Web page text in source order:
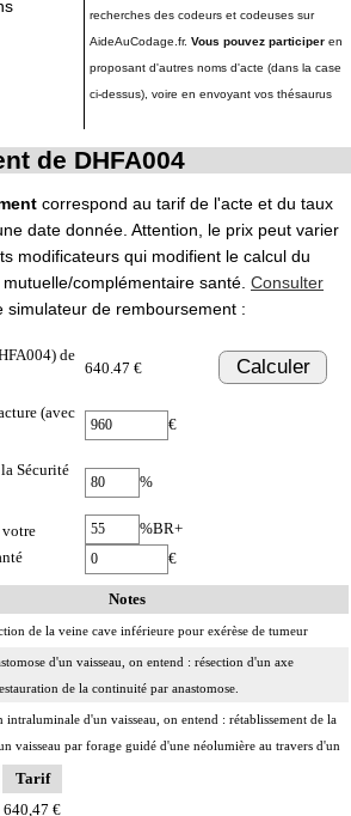
recherches des codeurs et codeuses sur
AideAuCodage.fr. Vous pouvez participer en
proposant d'autres noms d'acte (dans la case
ci-dessus), voire en envoyant vos thésaurus
de DHFA004
correspond au tarif de l'acte et du taux
date donnée. Attention, le prix peut varier
modificateurs qui modifient le calcul du
complémentaire santé. Consulter
simulateur de remboursement :
de
640.47 € Calculer
(avec
€
Sécurité
%
votre
%BR+
€
Notes
de la veine cave inférieure pour exérèse de tumeur
d'un vaisseau, on entend : résection d'un axe
de la continuité par anastomose.
intraluminale d'un vaisseau, on entend : rétablissement de la
vaisseau par forage guidé d'une néolumière au travers d'un
obstructif. Elle inclut la dilatation du vaisseau.
vasculaire, on entend : prothèse vasculaire non couverte,
Tarif
640,47 €